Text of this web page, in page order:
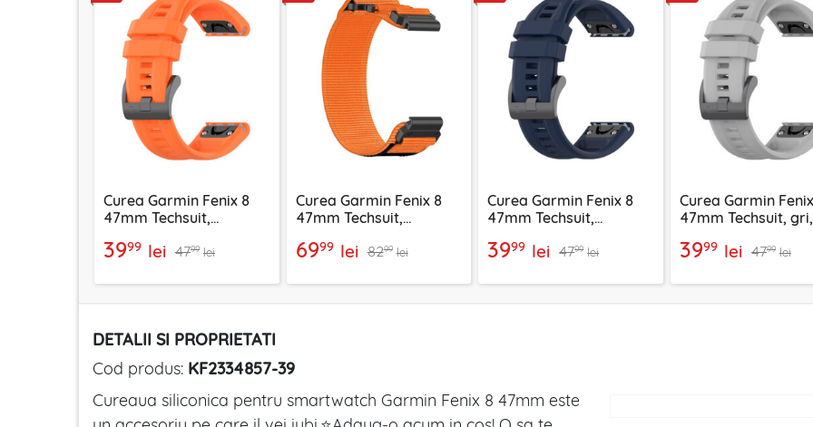
Curea Garmin Fenix 8
47mm Techsuit,
3999 lei 4799 lei
Curea Garmin Fenix 8
47mm Techsuit,
6999 lei 8299 lei
Curea Garmin Fenix 8
47mm Techsuit,
3999 lei 4799 lei
Curea Garmin
47mm Techsuit, gri,
3999 lei 4799 lei
DETALII SI PROPRIETATI
Cod produs: KF2334857-39
Cureaua siliconica pentru smartwatch Garmin Fenix 8 47mm este